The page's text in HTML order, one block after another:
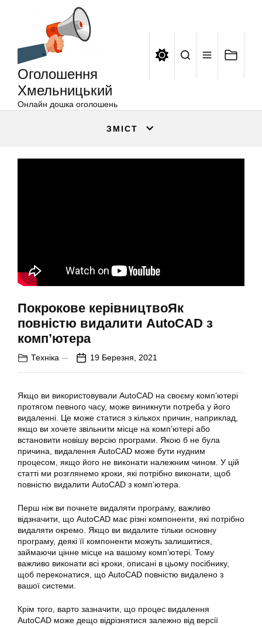
Оголошення
Хмельницький
Онлайн дошка оголошень
ЗМІСТ
Покрокове керівництвоЯк
повністю видалити AutoCAD з
комп’ютера
Техніка 19 Березня, 2021
Якщо ви використовували AutoCAD на своєму комп’ютері
протягом певного часу, може виникнути потреба у його
видаленні. Це може статися з кількох причин, наприклад,
якщо ви хочете звільнити місце на комп’ютері або
встановити новішу версію програми. Якою б не була
причина, видалення AutoCAD може бути нудним
процесом, якщо його не виконати належним чином. У цій
статті ми розглянемо кроки, які потрібно виконати, щоб
повністю видалити AutoCAD з комп’ютера.
Перш ніж ви почнете видаляти програму, важливо
відзначити, що AutoCAD має різні компоненти, які потрібно
видаляти окремо. Якщо ви видалите тільки основну
програму, деякі її компоненти можуть залишитися,
займаючи цінне місце на вашому комп’ютері. Тому
важливо виконати всі кроки, описані в цьому посібнику,
щоб переконатися, що AutoCAD повністю видалено з
вашої системи.
Крім того, варто зазначити, що процес видалення
AutoCAD може дещо відрізнятися залежно від версії